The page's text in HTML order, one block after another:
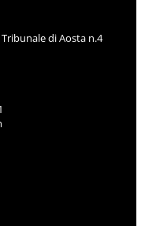
di Aosta n.4